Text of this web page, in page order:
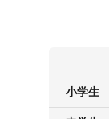
小学生